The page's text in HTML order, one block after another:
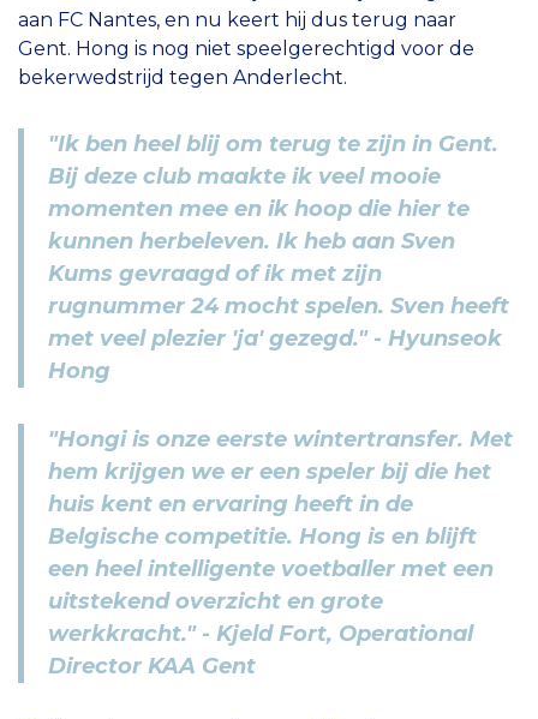
aan FC Nantes, en nu keert hij dus terug naar
Gent. Hong is nog niet speelgerechtigd voor de
bekerwedstrijd tegen Anderlecht.
"Ik ben heel blij om terug te zijn in Gent.
Bij deze club maakte ik veel mooie
momenten mee en ik hoop die hier te
kunnen herbeleven. Ik heb aan Sven
Kums gevraagd of ik met zijn
rugnummer 24 mocht spelen. Sven heeft
met veel plezier 'ja' gezegd." - Hyunseok
Hong
"Hongi is onze eerste wintertransfer. Met
hem krijgen we er een speler bij die het
huis kent en ervaring heeft in de
Belgische competitie. Hong is en blijft
een heel intelligente voetballer met een
uitstekend overzicht en grote
werkkracht." - Kjeld Fort, Operational
Director KAA Gent